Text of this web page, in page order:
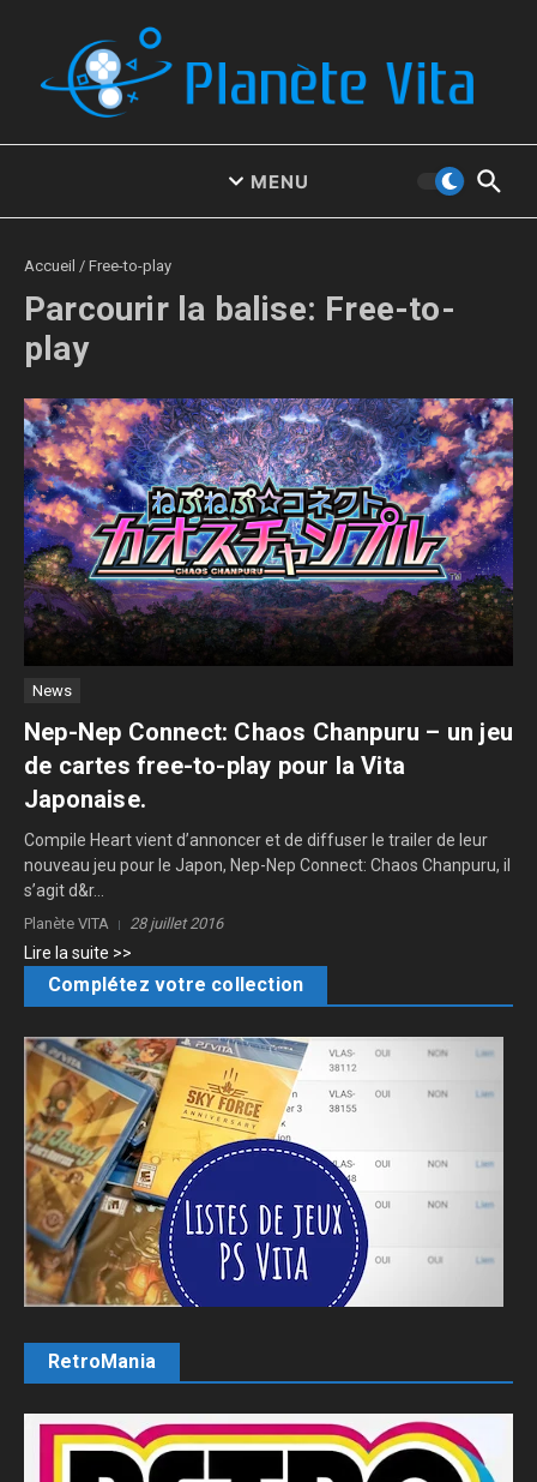
MENU
Accueil / Free-to-play
Parcourir la balise: Free-to-
play
News
Nep-Nep Connect: Chaos Chanpuru – un jeu
de cartes free-to-play pour la Vita
Japonaise.
Compile Heart vient d’annoncer et de diffuser le trailer de leur
nouveau jeu pour le Japon, Nep-Nep Connect: Chaos Chanpuru, il
s’agit d&r...
Planète VITA 28 juillet 2016
Lire la suite >>
Complétez votre collection
RetroMania